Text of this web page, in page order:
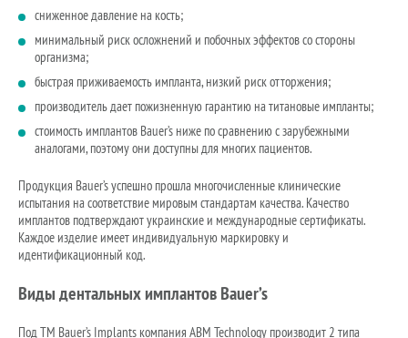
сниженное давление на кость;
минимальный риск осложнений и побочных эффектов со стороны
организма;
быстрая приживаемость импланта, низкий риск отторжения;
производитель дает пожизненную гарантию на титановые импланты;
стоимость имплантов Bauer’s ниже по сравнению с зарубежными
аналогами, поэтому они доступны для многих пациентов.
Продукция Bauer’s успешно прошла многочисленные клинические
испытания на соответствие мировым стандартам качества. Качество
имплантов подтверждают украинские и международные сертификаты.
Каждое изделие имеет индивидуальную маркировку и
идентификационный код.
Виды дентальных имплантов Bauer’s
Под ТМ Bauer’s Implants компания ABM Technology производит 2 типа